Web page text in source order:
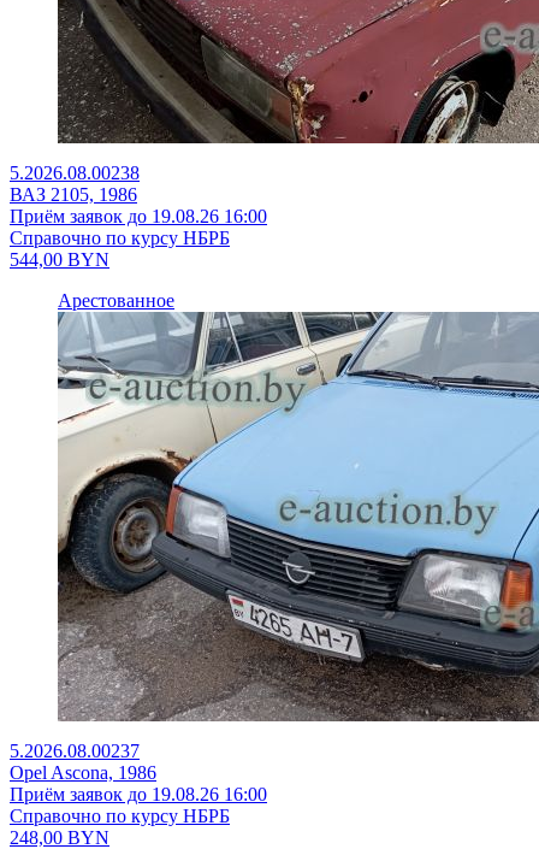
5.2026.08.00238
ВАЗ 2105, 1986
Приём заявок до 19.08.26 16:00
Справочно по курсу НБРБ
544,00 BYN
Арестованное
5.2026.08.00237
Opel Ascona, 1986
Приём заявок до 19.08.26 16:00
Справочно по курсу НБРБ
248,00 BYN